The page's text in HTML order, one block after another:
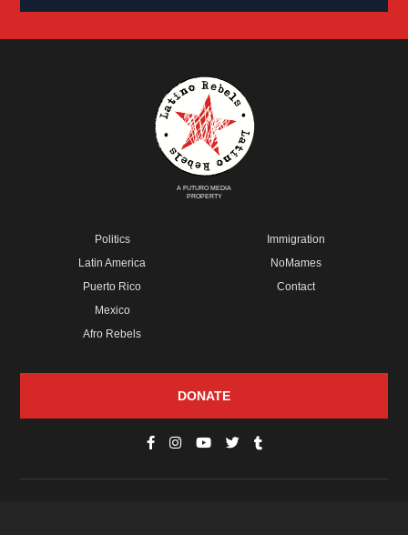
A FUTURO MEDIA
PROPERTY
Politics
Latin America
Puerto Rico
Mexico
Afro Rebels
Immigration
NoMames
Contact
DONATE